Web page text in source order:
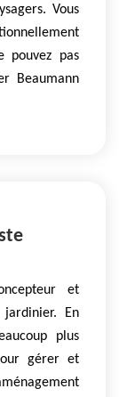
Vous
pouvez pas
Beaumann
et
En
plus
gérer et